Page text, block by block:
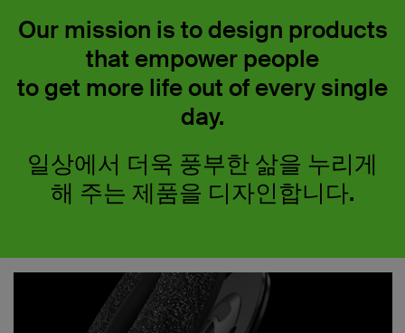
Our mission is to design products
that empower people
to get more life out of every single
day.
일상에서 더욱 풍부한 삶을 누리게
해 주는 제품을 디자인합니다.